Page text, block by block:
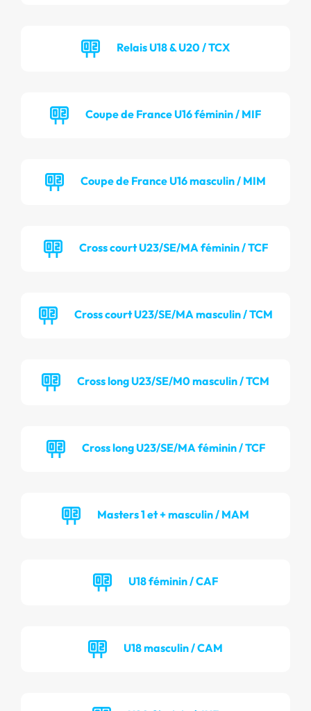
Relais U18 & U20 / TCX
Coupe de France U16 féminin / MIF
Coupe de France U16 masculin / MIM
Cross court U23/SE/MA féminin / TCF
Cross court U23/SE/MA masculin / TCM
Cross long U23/SE/M0 masculin / TCM
Cross long U23/SE/MA féminin / TCF
Masters 1 et + masculin / MAM
U18 féminin / CAF
U18 masculin / CAM